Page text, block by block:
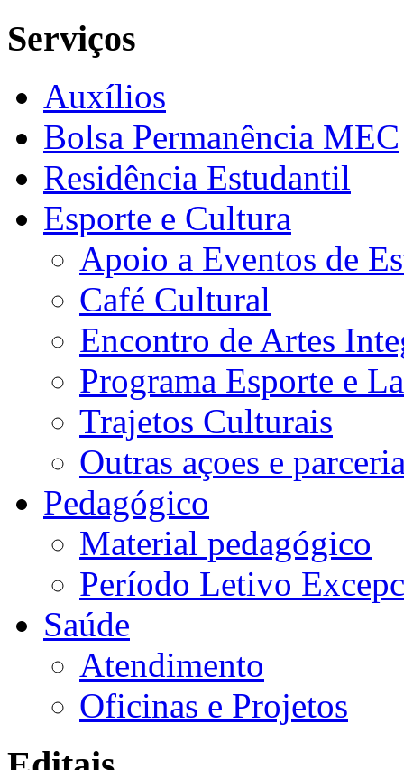
Serviços
Auxílios
Bolsa Permanência MEC
Residência Estudantil
Esporte e Cultura
Apoio a Eventos de
Café Cultural
Encontro de Artes
Programa Esporte e
Trajetos Culturais
Outras açoes e
Pedagógico
Material pedagógico
Período Letivo
Saúde
Atendimento
Oficinas e Projetos